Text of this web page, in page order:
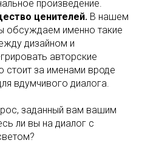
произведение.
ценителей. В нашем
обсуждаем именно такие
дизайном и
авторские
стоит за именами вроде
вдумчивого диалога.
заданный вам вашим
ли вы на диалог с